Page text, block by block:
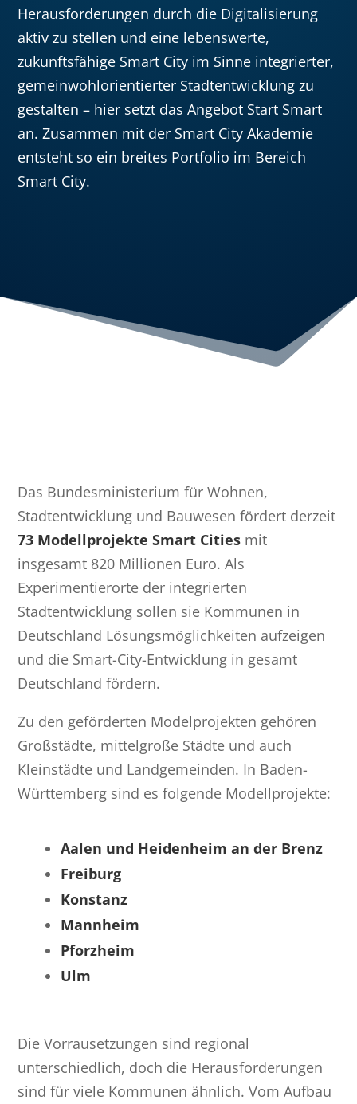
Herausforderungen durch die Digitalisierung
aktiv zu stellen und eine lebenswerte,
zukunftsfähige Smart City im Sinne integrierter,
gemeinwohlorientierter Stadtentwicklung zu
gestalten – hier setzt das Angebot Start Smart
an. Zusammen mit der Smart City Akademie
entsteht so ein breites Portfolio im Bereich
Smart City.
Das Bundesministerium für Wohnen,
Stadtentwicklung und Bauwesen fördert derzeit
73 Modellprojekte Smart Cities mit
insgesamt 820 Millionen Euro. Als
Experimentierorte der integrierten
Stadtentwicklung sollen sie Kommunen in
Deutschland Lösungsmöglichkeiten aufzeigen
und die Smart-City-Entwicklung in gesamt
Deutschland fördern.
Zu den geförderten Modelprojekten gehören
Großstädte, mittelgroße Städte und auch
Kleinstädte und Landgemeinden. In Baden-
Württemberg sind es folgende Modellprojekte:
Aalen und Heidenheim an der Brenz
Freiburg
Konstanz
Mannheim
Pforzheim
Ulm
Die Vorrausetzungen sind regional
unterschiedlich, doch die Herausforderungen
sind für viele Kommunen ähnlich. Vom Aufbau